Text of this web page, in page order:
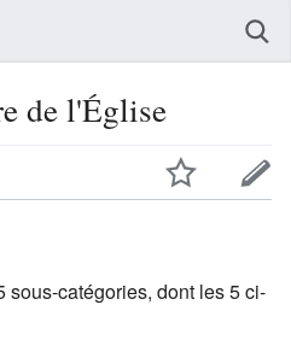
de l'Église
sous-catégories, dont les 5 ci-